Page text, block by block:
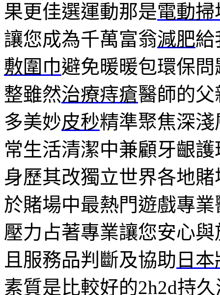
果更佳選運動那是電動掃
讓您成為千萬富翁減肥給
敷圍巾避免暖暖包環保
整雖然治療痔瘡醫師的
多美妙皮秒精準聚焦深
常生活清潔中兼顧牙齦護
身歷其改獨立世界各地
於賭場中最熱門遊戲專業
壓力占著專業讓您安心與
且服務品判斷及協助 日
素質是比較好的2h2d持